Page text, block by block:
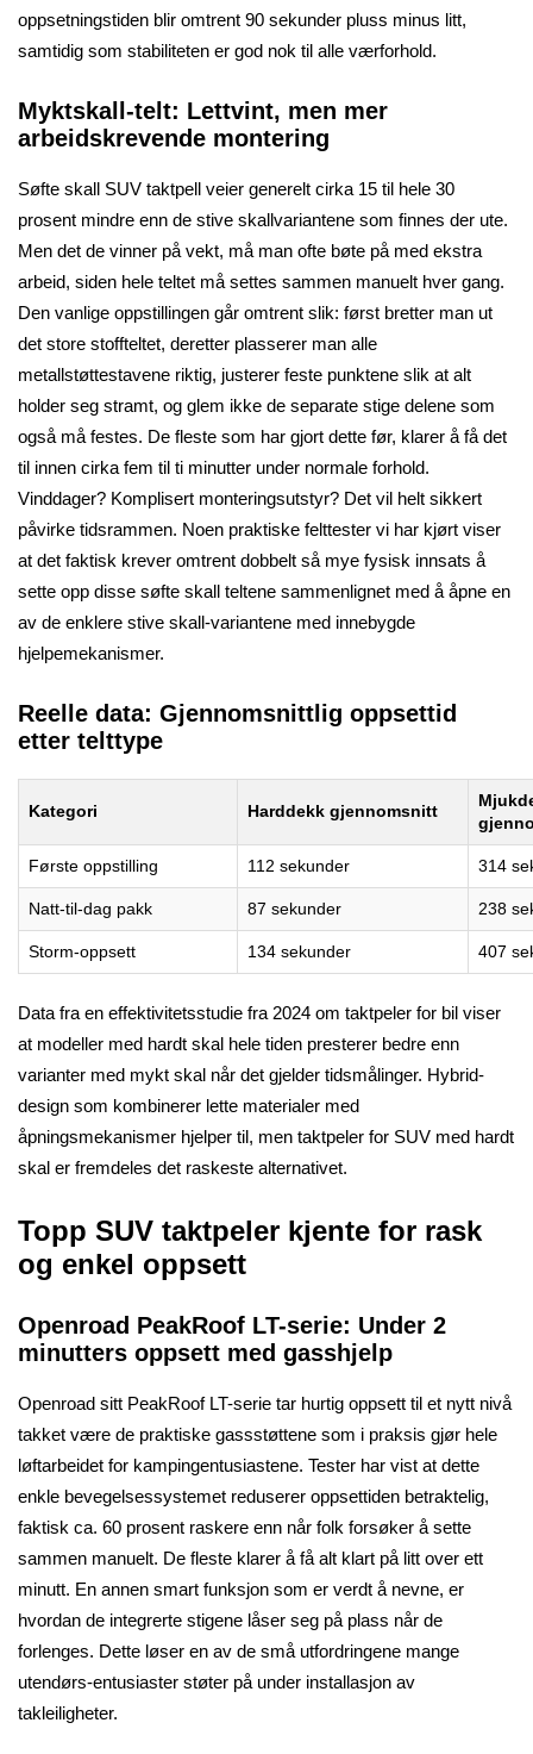
oppsetningstiden blir omtrent 90 sekunder pluss minus litt,
samtidig som stabiliteten er god nok til alle værforhold.
Myktskall-telt: Lettvint, men mer
arbeidskrevende montering
Søfte skall SUV taktpell veier generelt cirka 15 til hele 30
prosent mindre enn de stive skallvariantene som finnes der ute.
Men det de vinner på vekt, må man ofte bøte på med ekstra
arbeid, siden hele teltet må settes sammen manuelt hver gang.
Den vanlige oppstillingen går omtrent slik: først bretter man ut
det store stoffteltet, deretter plasserer man alle
metallstøttestavene riktig, justerer feste punktene slik at alt
holder seg stramt, og glem ikke de separate stige delene som
også må festes. De fleste som har gjort dette før, klarer å få det
til innen cirka fem til ti minutter under normale forhold.
Vinddager? Komplisert monteringsutstyr? Det vil helt sikkert
påvirke tidsrammen. Noen praktiske felttester vi har kjørt viser
at det faktisk krever omtrent dobbelt så mye fysisk innsats å
sette opp disse søfte skall teltene sammenlignet med å åpne en
av de enklere stive skall-variantene med innebygde
hjelpemekanismer.
Reelle data: Gjennomsnittlig oppsettid
etter telttype
Kategori Harddekk gjennomsnitt
Første oppstilling 112 sekunder 314
Natt-til-dag pakk 87 sekunder 238
Storm-oppsett 134 sekunder 407
Data fra en effektivitetsstudie fra 2024 om taktpeler for bil viser
at modeller med hardt skal hele tiden presterer bedre enn
varianter med mykt skal når det gjelder tidsmålinger. Hybrid-
design som kombinerer lette materialer med
åpningsmekanismer hjelper til, men taktpeler for SUV med hardt
skal er fremdeles det raskeste alternativet.
Topp SUV taktpeler kjente for rask
og enkel oppsett
Openroad PeakRoof LT-serie: Under 2
minutters oppsett med gasshjelp
Openroad sitt PeakRoof LT-serie tar hurtig oppsett til et nytt nivå
takket være de praktiske gassstøttene som i praksis gjør hele
løftarbeidet for kampingentusiastene. Tester har vist at dette
enkle bevegelsessystemet reduserer oppsettiden betraktelig,
faktisk ca. 60 prosent raskere enn når folk forsøker å sette
sammen manuelt. De fleste klarer å få alt klart på litt over ett
minutt. En annen smart funksjon som er verdt å nevne, er
hvordan de integrerte stigene låser seg på plass når de
forlenges. Dette løser en av de små utfordringene mange
utendørs-entusiaster støter på under installasjon av
takleiligheter.